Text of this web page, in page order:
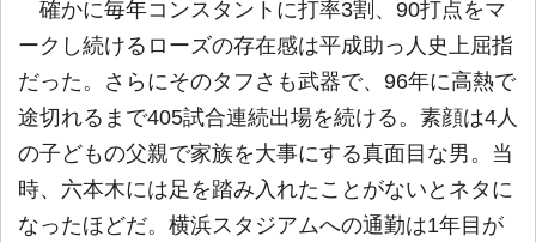
確かに毎年コンスタントに打率3割、90打点をマ
ークし続けるローズの存在感は平成助っ人史上屈指
だった。さらにそのタフさも武器で、96年に高熱で
途切れるまで405試合連続出場を続ける。素顔は4人
の子どもの父親で家族を大事にする真面目な男。当
時、六本木には足を踏み入れたことがないとネタに
なったほどだ。横浜スタジアムへの通勤は1年目が